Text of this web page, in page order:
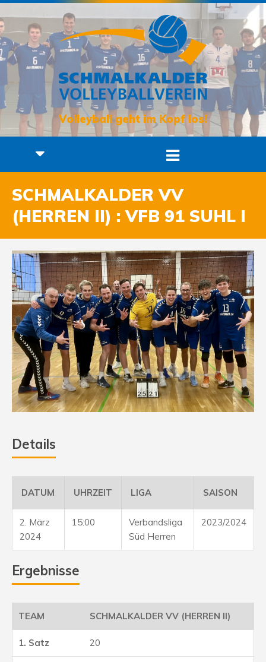
Volleyball geht im Kopf los!
SCHMALKALDER VV
(HERREN II) : VFB 91 SUHL I
Details
DATUM UHRZEIT LIGA SAISON
2. März
2024
15:00
Verbandsliga
Süd Herren
2023/2024
Ergebnisse
SCHMALKALDER VV (HERREN II)
20